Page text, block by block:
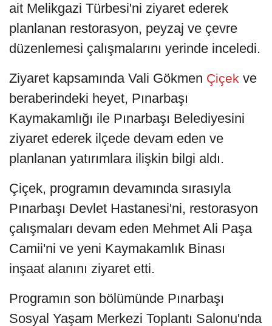
ait Melikgazi Türbesi'ni ziyaret ederek
planlanan restorasyon, peyzaj ve çevre
düzenlemesi çalışmalarını yerinde inceledi.
Ziyaret kapsamında Vali Gökmen Çiçek ve
beraberindeki heyet, Pınarbaşı
Kaymakamlığı ile Pınarbaşı Belediyesini
ziyaret ederek ilçede devam eden ve
planlanan yatırımlara ilişkin bilgi aldı.
Çiçek, programın devamında sırasıyla
Pınarbaşı Devlet Hastanesi'ni, restorasyon
çalışmaları devam eden Mehmet Ali Paşa
Camii'ni ve yeni Kaymakamlık Binası
inşaat alanını ziyaret etti.
Programın son bölümünde Pınarbaşı
Sosyal Yaşam Merkezi Toplantı Salonu'nda